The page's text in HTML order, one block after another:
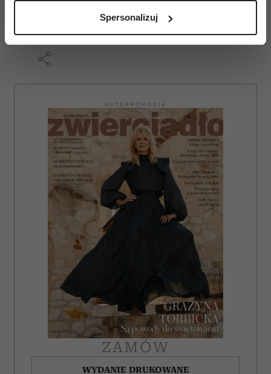
(fingerprinting, czyli wirtualny odcisk palca)
dane są przetwarzane oraz ustaw własne preferencje w
sekcji szczegółów
zmienić lub wycofać swoją zgodę w dowolnej chwili.
Wykorzystujemy pliki cookie do spersonalizowania treści
i reklam, aby oferować funkcje społecznościowe i
analizować ruch w naszej witrynie. Informacje o tym, jak
korzystasz z naszej witryny, udostępniamy partnerom
społecznościowym, reklamowym i analitycznym.
Partnerzy mogą połączyć te informacje z innymi danymi
otrzymanymi od Ciebie lub uzyskanymi podczas
korzystania z ich usług.
Spersonalizuj
AUTOPROMOCJA
ZAMÓW
WYDANIE DRUKOWANE